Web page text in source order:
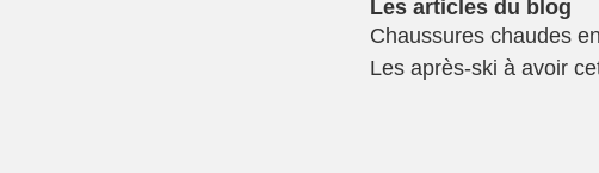
Chaussures chaudes
Les après-ski à avoir